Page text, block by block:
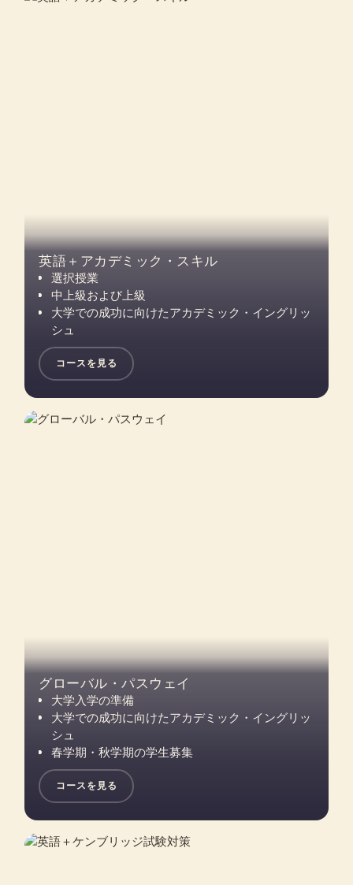
英語＋アカデミック・スキル
選択授業
中上級および上級
大学での成功に向けたアカデミック・イングリッ
シュ
コースを見る
グローバル・パスウェイ
大学入学の準備
大学での成功に向けたアカデミック・イングリッ
シュ
春学期・秋学期の学生募集
コースを見る